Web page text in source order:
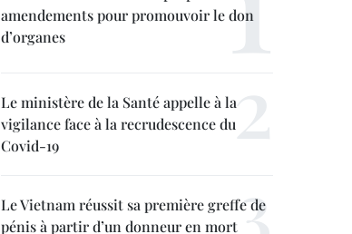
amendements pour promouvoir le don
d’organes
Le ministère de la Santé appelle à la
vigilance face à la recrudescence du
Covid-19
Le Vietnam réussit sa première greffe de
pénis à partir d’un donneur en mort